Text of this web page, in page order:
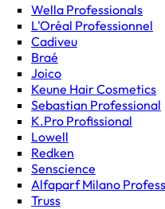
Wella Professionals
L'Oréal Professionnel
Cadiveu
Braé
Joico
Keune Hair Cosmetics
Sebastian Professional
K.Pro Profissional
Lowell
Redken
Senscience
Alfaparf Milano
Truss